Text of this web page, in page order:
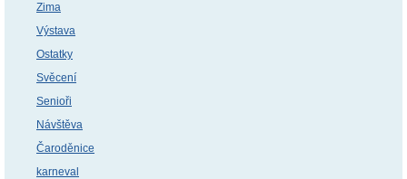
Zima
Výstava
Ostatky
Svěcení
Senioři
Návštěva
Čaroděnice
karneval